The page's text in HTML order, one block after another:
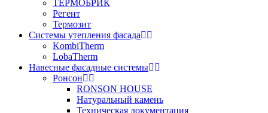
ТЕРМОБРИК
Регент
Термозит
Системы утепления фасада
KombiTherm
LobaTherm
Навесные фасадные системы
Ронсон
RONSON HOUSE
Натуральный камень
Техническая документация